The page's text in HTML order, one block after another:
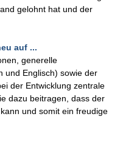
gelohnt hat und der
auf ...
generelle
und Englisch) sowie der
der Entwicklung zentrale
dazu beitragen, dass der
und somit ein freudige